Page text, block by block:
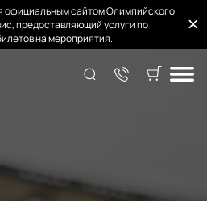
официальным сайтом Олимпийского
предоставляющий услуги по
на мероприятия.